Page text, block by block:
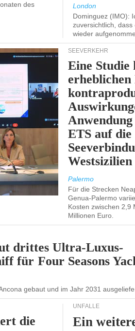
des
London
Dominguez (IMO):
zuversichtlich,
wieder
SEEVERKEHR
Eine Studie
ETS auf die
Palermo
Für die Strecken
Genua-Palermo
Kosten zwischen 2,9
Millionen Euro.
drittes Ultra-Luxus-
für Four Seasons
gebaut und im Jahr 2031
die
UNFÄLLE
Ein